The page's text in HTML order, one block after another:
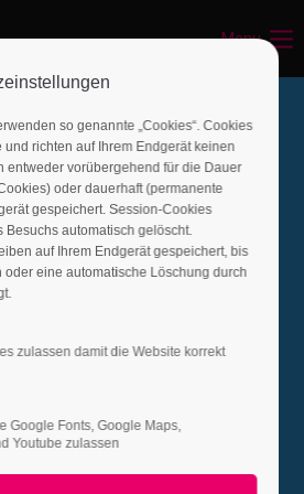
Menu
denied
for this page. Please
Login
so genannte „Cookies“. Cookies
richten auf Ihrem Endgerät keinen
entweder vorübergehend für die Dauer
oder dauerhaft (permanente
gespeichert. Session-Cookies
Besuchs automatisch gelöscht.
auf Ihrem Endgerät gespeichert, bis
oder eine automatische Löschung durch
zulassen damit die Website korrekt
Google Fonts, Google Maps,
Youtube zulassen